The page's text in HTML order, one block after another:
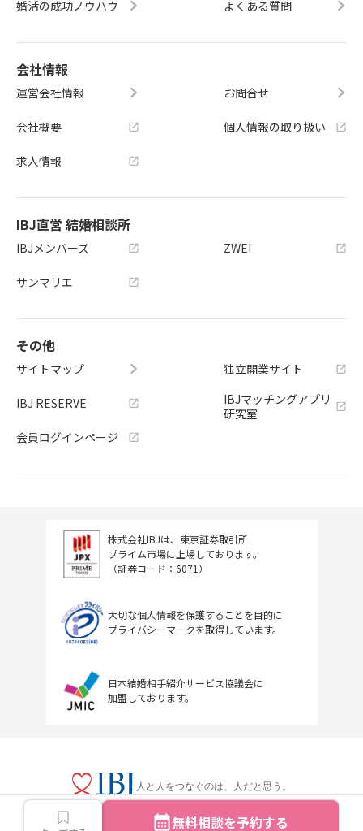
無料相談を予約する
婚活の成功ノウハウ よくある質問
会社情報
運営会社情報
会社概要
求人情報
お問合せ
個人情報の取り扱い
IBJ直営 結婚相談所
IBJメンバーズ
サンマリエ
ZWEI
その他
サイトマップ
IBJ RESERVE
会員ログインページ
独立開業サイト
IBJマッチングアプリ
研究室
株式会社IBJは、東京証券取引所
プライム市場に上場しております。
（証券コード：6071）
大切な個人情報を保護することを目的に
プライバシーマークを取得しています。
日本結婚相手紹介サービス協議会に
加盟しております。
人と人をつなぐのは、人だと思う。